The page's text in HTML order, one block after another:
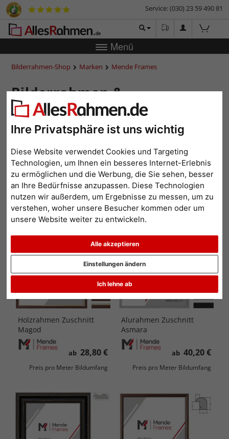
Ihre Privatsphäre ist uns wichtig
Diese Website verwendet Cookies und Targeting
Technologien, um Ihnen ein besseres Internet-Erlebnis
zu ermöglichen und die Werbung, die Sie sehen, besser
an Ihre Bedürfnisse anzupassen. Diese Technologien
nutzen wir außerdem, um Ergebnisse zu messen, um zu
verstehen, woher unsere Besucher kommen oder um
unsere Website weiter zu entwickeln.
Alle akzeptieren
Ich lehne ab
Einstellungen ändern
Service: (030) 23 59 490 81
Menü
Bilderrahmen-Shop Marken Mende Frames
Bilderrahmen &
Passepartouts von Mende
Frames
< 1 2 3 4 5 6 ... 15 >
Beliebtheit Preis aufsteigend Preis absteigend
Holzrahmen Zuschnitt
Magod
ab 28,80 €
Preis pro Meter Bildumfang
Alurahmen Zuschnitt
Asmara
ab 40,20 €
Preis pro Meter Bildumfang